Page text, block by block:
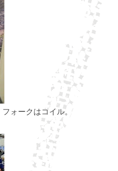
ォークはコイル。